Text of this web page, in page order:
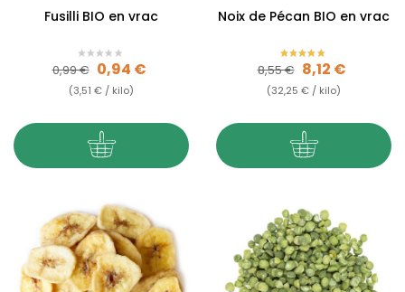
Fusilli BIO en vrac
Prix de base
0,99 € Prix
0,94 €
(3,51 € / kilo)
Noix de Pécan BIO en vrac
Prix de base
8,55 € Prix
8,12 €
(32,25 € / kilo)